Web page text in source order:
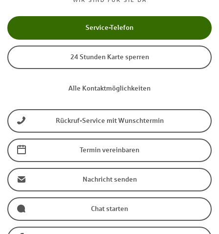
Service-Telefon
24 Stunden Karte sperren
Alle Kontaktmöglichkeiten
Rückruf-Service mit Wunschtermin
Termin vereinbaren
Nachricht senden
Chat starten